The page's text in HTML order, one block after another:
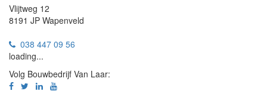
Vlijtweg 12
8191 JP Wapenveld
038 447 09 56
loading...
Volg Bouwbedrijf Van Laar:
Van
Van Van Van